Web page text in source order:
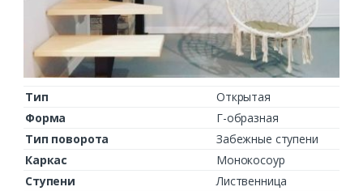
Тип
Открытая
Форма
Г-образная
Тип поворота
Забежные ступени
Каркас
Монокосоур
Ступени
Лиственница